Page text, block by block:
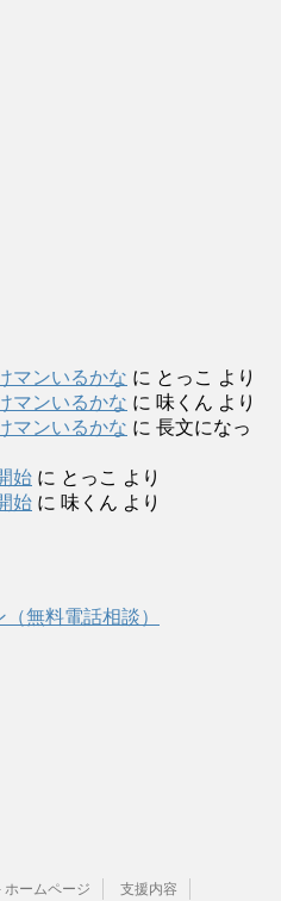
マンいるかな に とっこ より
マンいるかな に 味くん より
マンいるかな に 長文になっ
始 に とっこ より
始 に 味くん より
無料電話相談）
ホームページ 支援内容